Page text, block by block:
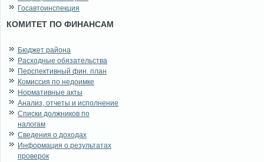
Госавтоинспекция
КОМИТЕТ ПО ФИНАНСАМ
Бюджет района
Расходные обязательства
Перспективный фин. план
Комиссия по недоимке
Нормативные акты
Анализ, отчеты и исполнение
Списки должников по
налогам
Сведения о доходах
Информация о результатах
проверок